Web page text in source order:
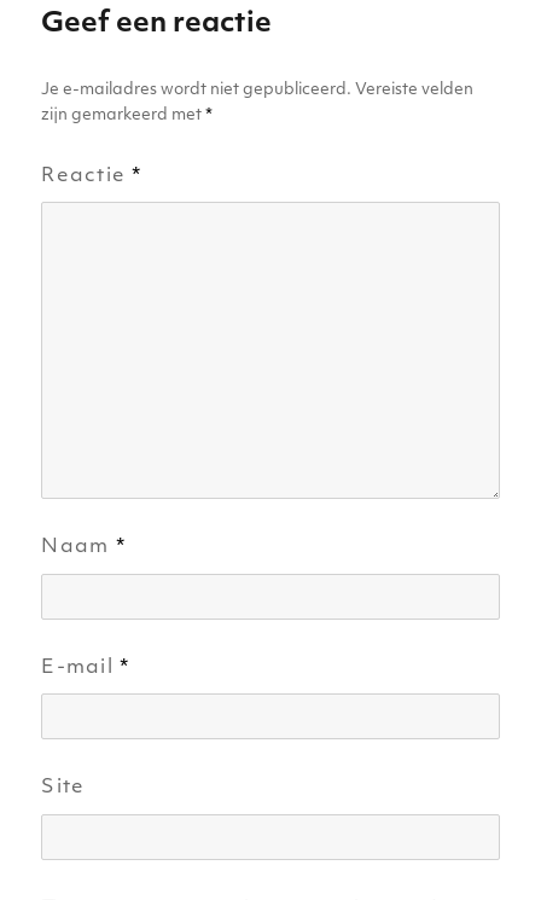
k
Geef een reactie
Je e-mailadres wordt niet gepubliceerd. Vereiste velden
zijn gemarkeerd met*
Reactie*
Naam *
E-mail*
Site